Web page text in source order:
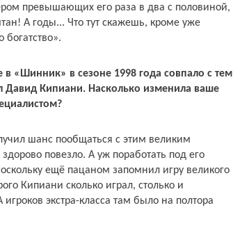
превышающих его раза в два с половиной,
А годы... Что тут скажешь, кроме уже
богатство».
«Шинник» в сезоне 1998 года совпало с тем
Давид Кипиани. Насколько изменила ваше
шанс пообщаться с этим великим
повезло. А уж поработать под его
ещё пацаном запомнил игру великого
Кипиани сколько играл, столько и
экстра-класса там было на полтора